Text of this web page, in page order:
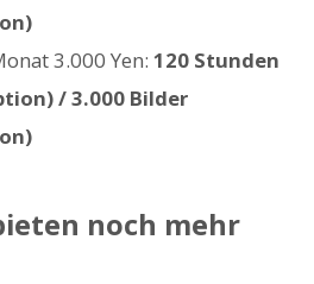
3.000 Yen: 120 Stunden
/ 3.000 Bilder
noch mehr